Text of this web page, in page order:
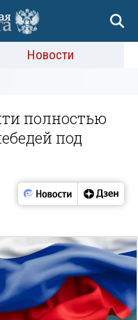
Новости
полностью
под